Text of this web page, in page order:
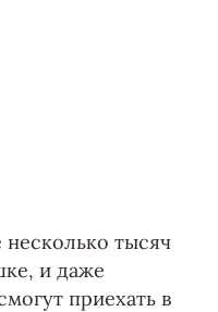
несколько тысяч
и даже
приехать в